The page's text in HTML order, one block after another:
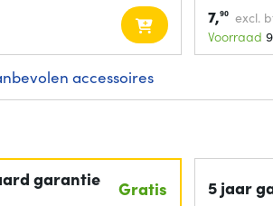
7,90 excl.
Voorraad
accessoires
garantie Gratis 5 jaar